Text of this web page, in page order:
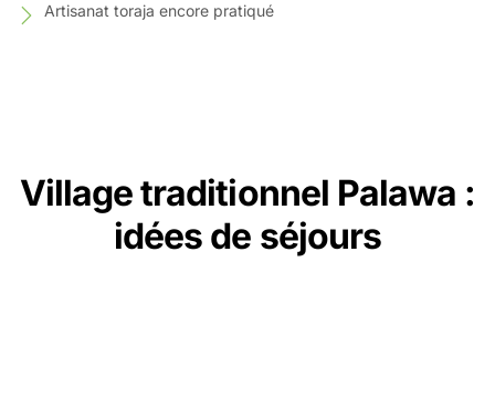
Artisanat toraja encore pratiqué
Village traditionnel Palawa :
idées de séjours